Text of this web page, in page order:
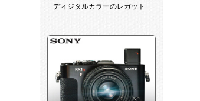
ディジタルカラーのレガット
+35/1.4ブラク